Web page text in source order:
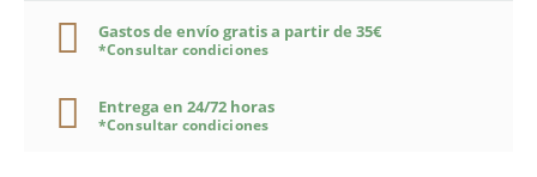
Gastos de envío gratis a partir de 35€
*Consultar condiciones
Entrega en 24/72 horas
*Consultar condiciones